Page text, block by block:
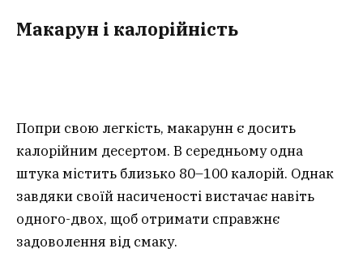
Макарун і калорійність
Попри свою легкість, макарунн є досить
калорійним десертом. В середньому одна
штука містить близько 80–100 калорій. Однак
завдяки своїй насиченості вистачає навіть
одного-двох, щоб отримати справжнє
задоволення від смаку.